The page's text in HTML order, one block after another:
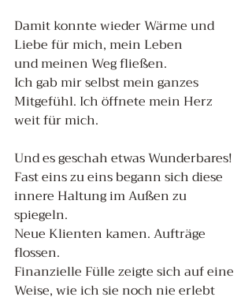
Damit konnte wieder Wärme und
Liebe für mich, mein Leben
und meinen Weg fließen.
Ich gab mir selbst mein ganzes
Mitgefühl. Ich öffnete mein Herz
weit für mich.
Und es geschah etwas Wunderbares!
Fast eins zu eins begann sich diese
innere Haltung im Außen zu
spiegeln.
Neue Klienten kamen. Aufträge
flossen.
Finanzielle Fülle zeigte sich auf eine
Weise, wie ich sie noch nie erlebt